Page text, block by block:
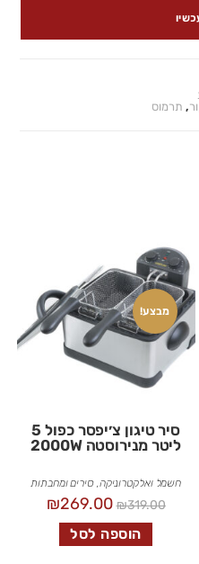
, תרמוס
מבצע!
סיר טיגון צ׳יפסר כפול 5
ליטר מנירוסטה 2000W
חשמל ואלקטרוניקה ,סירים ומחבתות
₪319.00
₪269.00
הוספה לסל